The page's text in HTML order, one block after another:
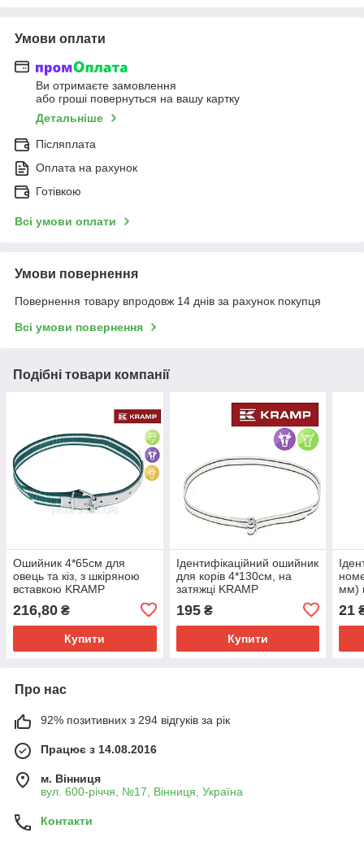
Умови оплати
Ви отримаєте замовлення
або гроші повернуться на вашу картку
Детальніше
Післяплата
Оплата на рахунок
Готівкою
Всі умови оплати
Умови повернення
Повернення товару впродовж 14 днів за рахунок покупця
Всі умови повернення
Подібні товари компанії
Ошийник 4*65см для
овець та кіз, з шкіряною
вставкою KRAMP
216,80 ₴
Купити
Ідентифікаційний ошийник
для корів 4*130см, на
затяжці KRAMP
195₴
Купити
мм)
21
Про нас
92% позитивних з 294 відгуків за рік
Працює з 14.08.2016
м. Вінниця
вул. 600-річчя, №17, Вінниця, Україна
Контакти